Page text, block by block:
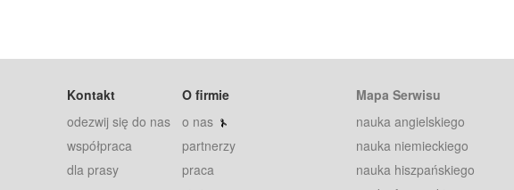
Kontakt
odezwij się do nas
współpraca
dla prasy
O firmie
o nas
partnerzy
praca
Mapa Serwisu
nauka angielskiego
nauka niemieckiego
nauka hiszpańskiego